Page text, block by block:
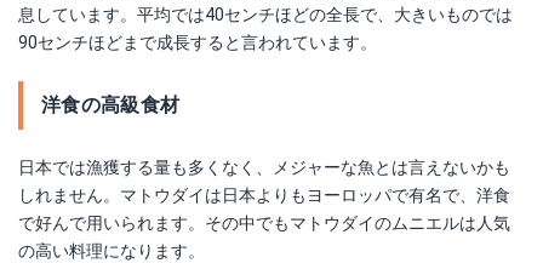
息しています。平均では40センチほどの全長で、大きいものでは
90センチほどまで成長すると言われています。
洋食の高級食材
日本では漁獲する量も多くなく、メジャーな魚とは言えないかも
しれません。マトウダイは日本よりもヨーロッパで有名で、洋食
で好んで用いられます。その中でもマトウダイのムニエルは人気
の高い料理になります。